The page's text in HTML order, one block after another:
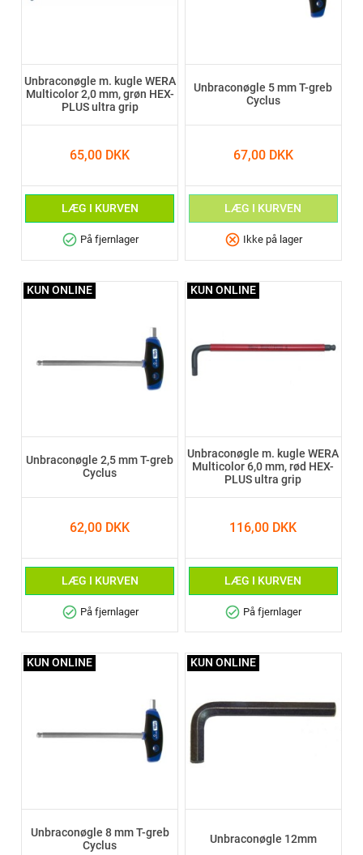
Unbraconøgle m. kugle WERA
Multicolor 2,0 mm, grøn HEX-
PLUS ultra grip
65,00 DKK
LÆG I KURVEN
check_circle På fjernlager
Unbraconøgle 5 mm T-greb
Cyclus
67,00 DKK
LÆG I KURVEN
cancel Ikke på lager
Unbraconøgle 2,5 mm T-greb
Cyclus
62,00 DKK
LÆG I KURVEN
check_circle På fjernlager
KUN ONLINE
Unbraconøgle m. kugle WERA
Multicolor 6,0 mm, rød HEX-
PLUS ultra grip
116,00 DKK
LÆG I KURVEN
check_circle På fjernlager
KUN ONLINE
Unbraconøgle 8 mm T-greb
Cyclus
KUN ONLINE
Unbraconøgle 12mm
KUN ONLINE